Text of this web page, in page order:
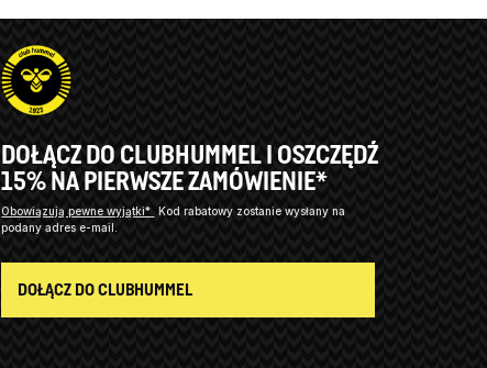
DOŁĄCZ DO CLUBHUMMEL I OSZCZĘDŹ
15% NA PIERWSZE ZAMÓWIENIE*
Obowiązują pewne wyjątki*
Kod rabatowy zostanie wysłany na
podany adres e-mail.
DOŁĄCZ DO CLUBHUMMEL